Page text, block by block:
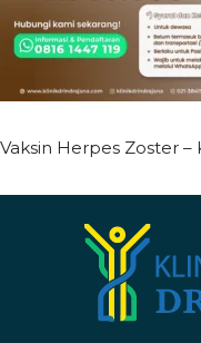
Vaksin Herpes Zoster